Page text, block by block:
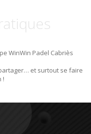
WinWin Padel Cabriès
et surtout se faire
!